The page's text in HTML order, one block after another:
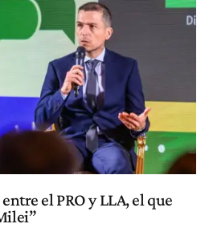
el PRO y LLA, el que